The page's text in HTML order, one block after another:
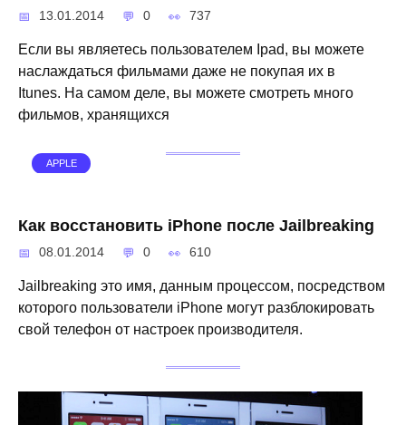
13.01.2014 0 737
Если вы являетесь пользователем Ipad, вы можете
наслаждаться фильмами даже не покупая их в
Itunes. На самом деле, вы можете смотреть много
фильмов, хранящихся
APPLE
Как восстановить iPhone после Jailbreaking
08.01.2014 0 610
Jailbreaking это имя, данным процессом, посредством
которого пользователи iPhone могут разблокировать
свой телефон от настроек производителя.